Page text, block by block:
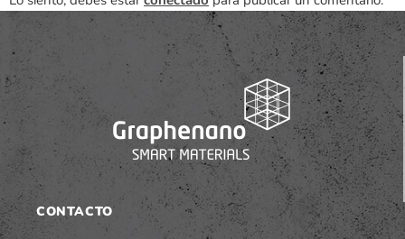
CONTACTO